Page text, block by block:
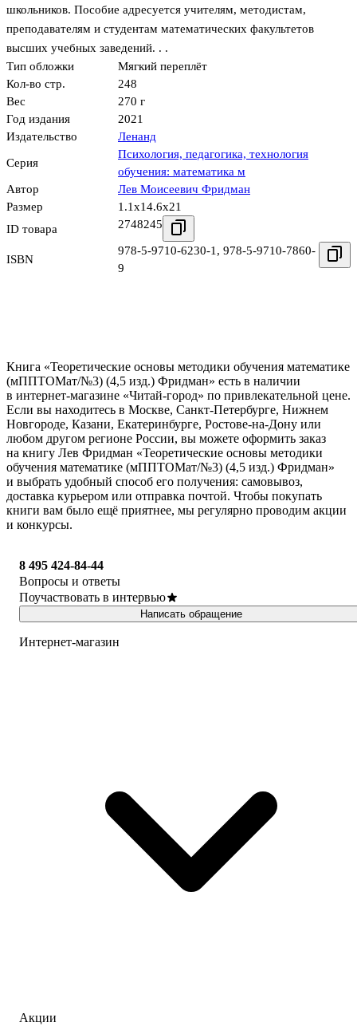
школьников. Пособие адресуется учителям, методистам,
преподавателям и студентам математических факультетов
высших учебных заведений. . .
Тип обложки
Мягкий переплёт
Кол-во стр.
248
Вес
270 г
Год издания
2021
Издательство
Ленанд
Серия
Психология, педагогика, технология
обучения: математика м
Автор
Лев Моисеевич Фридман
Размер
1.1x14.6x21
ID товара
2748245
ISBN
978-5-9710-6230-1, 978-5-9710-7860-
9
Книга «Теоретические основы методики обучения математике
(мППТОМат/№3) (4,5 изд.) Фридман» есть в наличии
в интернет-магазине «Читай-город» по привлекательной цене.
Если вы находитесь в Москве, Санкт-Петербурге, Нижнем
Новгороде, Казани, Екатеринбурге, Ростове-на-Дону или
любом другом регионе России, вы можете оформить заказ
на книгу Лев Фридман «Теоретические основы методики
обучения математике (мППТОМат/№3) (4,5 изд.) Фридман»
и выбрать удобный способ его получения: самовывоз,
доставка курьером или отправка почтой. Чтобы покупать
книги вам было ещё приятнее, мы регулярно проводим акции
и конкурсы.
8 495 424-84-44
Вопросы и ответы
Поучаствовать в интервью
Написать обращение
Интернет-магазин
Акции